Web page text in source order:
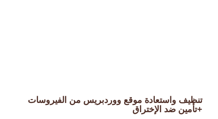
تنظيف واستعادة موقع ووردبريس من الفيروسات
+تأمين ضد الإختراق